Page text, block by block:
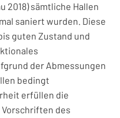
2018) sämtliche Hallen
saniert wurden. Diese
guten Zustand und
der Abmessungen
bedingt
erfüllen die
des